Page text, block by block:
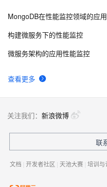
8 移动开发的图像优化综述
查看更多
MongoDB在性能监控领域的应用
构建微服务下的性能监控
微服务架构的应用性能监控
关注我们： 新浪微博
联
文档 | 开发者社区 | 天池大赛 | 培训与